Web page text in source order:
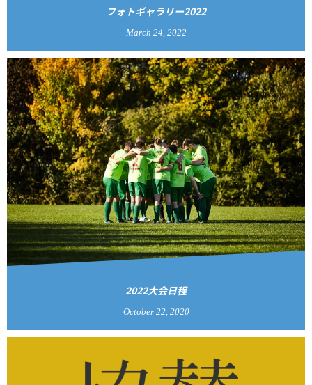
フォトギャラリー2022
March 24, 2022
2022大会日程
October 22, 2020